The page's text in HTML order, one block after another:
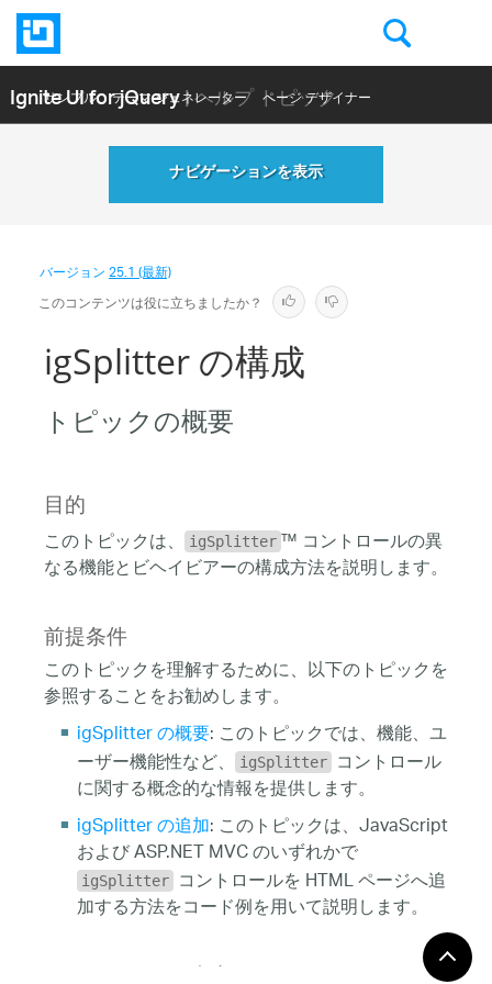
Ignite UI for jQuery| ヘルプ トピック
サンプル テーマ ジェネレーター ページ デザイナー
ヘルプ トピック API リファレンス
ナビゲーションを表示
バージョン25.1 (最新)
このコンテンツは役に立ちましたか？
igSplitter の構成
トピックの概要
目的
このトピックは、 igSplitter ™ コントロールの異
なる機能とビヘイビアーの構成方法を説明します。
前提条件
このトピックを理解するために、以下のトピックを
参照することをお勧めします。
igSplitter の概要: このトピックでは、機能、ユ
ーザー機能性など、 igSplitter コントロール
に関する概念的な情報を提供します。
igSplitter の追加: このトピックは、JavaScript
および ASP.NET MVC のいずれかで
igSplitter コントロールを HTML ページへ追
加する方法をコード例を用いて説明します。
このトピックの内容